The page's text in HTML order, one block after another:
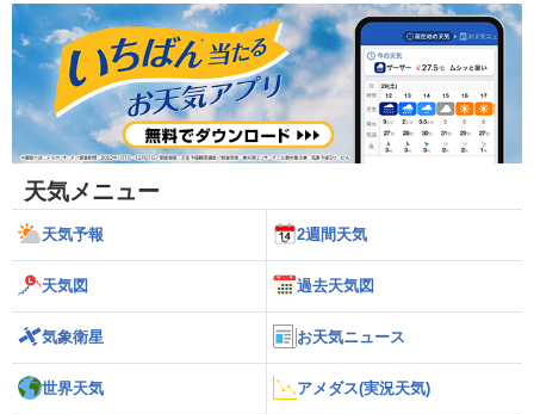
天気メニュー
天気予報 2週間天気
天気図 過去天気図
気象衛星 お天気ニュース
世界天気 アメダス(実況天気)